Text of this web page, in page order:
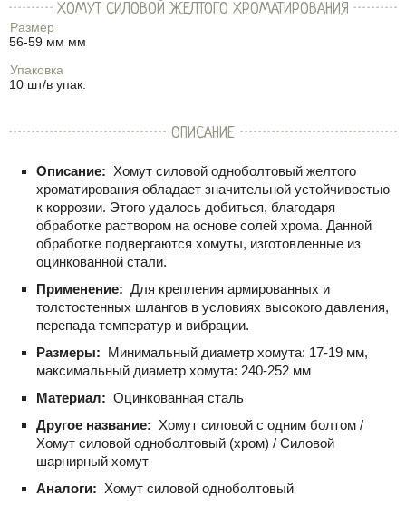
ХОМУТ СИЛОВОЙ ЖЕЛТОГО ХРОМАТИРОВАНИЯ
Размер
56-59 мм мм
Упаковка
10 шт/в упак.
ОПИСАНИЕ
Описание: Хомут силовой одноболтовый желтого
хроматирования обладает значительной устойчивостью
к коррозии. Этого удалось добиться, благодаря
обработке раствором на основе солей хрома. Данной
обработке подвергаются хомуты, изготовленные из
оцинкованной стали.
Применение: Для крепления армированных и
толстостенных шлангов в условиях высокого давления,
перепада температур и вибрации.
Размеры: Минимальный диаметр хомута: 17-19 мм,
максимальный диаметр хомута: 240-252 мм
Материал: Оцинкованная сталь
Другое название: Хомут силовой с одним болтом /
Хомут силовой одноболтовый (хром) / Силовой
шарнирный хомут
Аналоги: Хомут силовой одноболтовый